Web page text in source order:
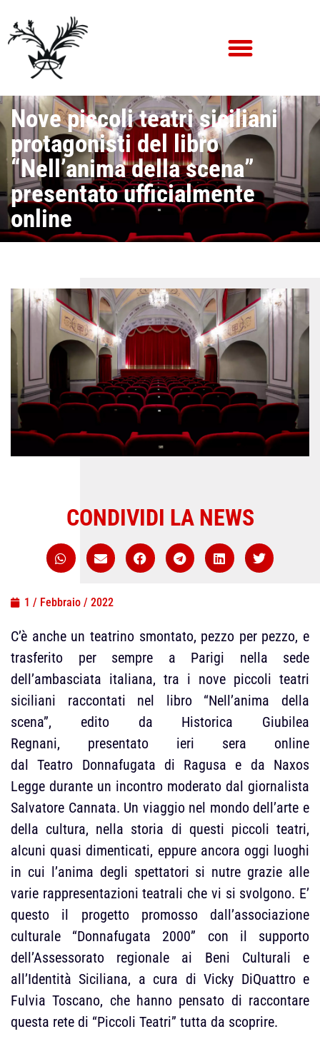
Nove piccoli teatri siciliani
protagonisti del libro
“Nell’anima della scena”
presentato ufficialmente
online
1 / Febbraio / 2022
C’è anche un teatrino smontato, pezzo per pezzo, e
trasferito per sempre a Parigi nella sede
dell’ambasciata italiana, tra i nove piccoli teatri
siciliani raccontati nel libro “Nell’anima della
scena”, edito da Historica Giubilea
Regnani, presentato ieri sera online
dal Teatro Donnafugata di Ragusa e da Naxos
Legge durante un incontro moderato dal giornalista
Salvatore Cannata. Un viaggio nel mondo dell’arte e
della cultura, nella storia di questi piccoli teatri,
alcuni quasi dimenticati, eppure ancora oggi luoghi
in cui l’anima degli spettatori si nutre grazie alle
varie rappresentazioni teatrali che vi si svolgono. E’
questo il progetto promosso dall’associazione
culturale “Donnafugata 2000” con il supporto
dell’Assessorato regionale ai Beni Culturali e
all’Identità Siciliana, a cura di Vicky DiQuattro e
Fulvia Toscano, che hanno pensato di raccontare
questa rete di “Piccoli Teatri” tutta da scoprire.
CONDIVIDI LA NEWS